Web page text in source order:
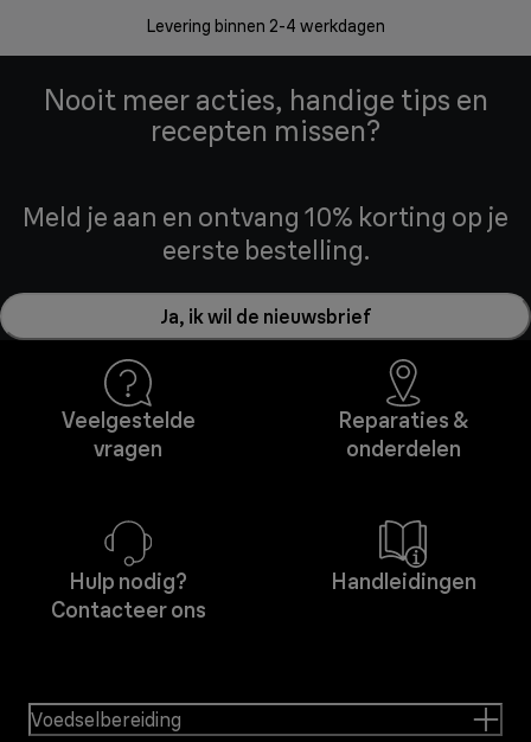
Levering binnen 2-4 werkdagen
Nooit meer acties, handige tips en
recepten missen?
Meld je aan en ontvang 10% korting op je
eerste bestelling.
Ja, ik wil de nieuwsbrief
Veelgestelde
vragen
Reparaties &
onderdelen
Hulp nodig?
Contacteer ons
Handleidingen
Voedselbereiding